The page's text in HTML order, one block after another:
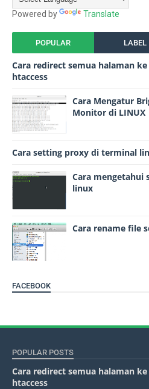
Powered by Translate
POPULAR LABEL
Cara redirect semua halaman
htaccess
Cara Mengatur
Monitor di LINUX
Cara setting proxy di terminal
Cara
linux
Cara rename file
FACEBOOK
POPULAR POSTS
Cara redirect semua halaman
htaccess